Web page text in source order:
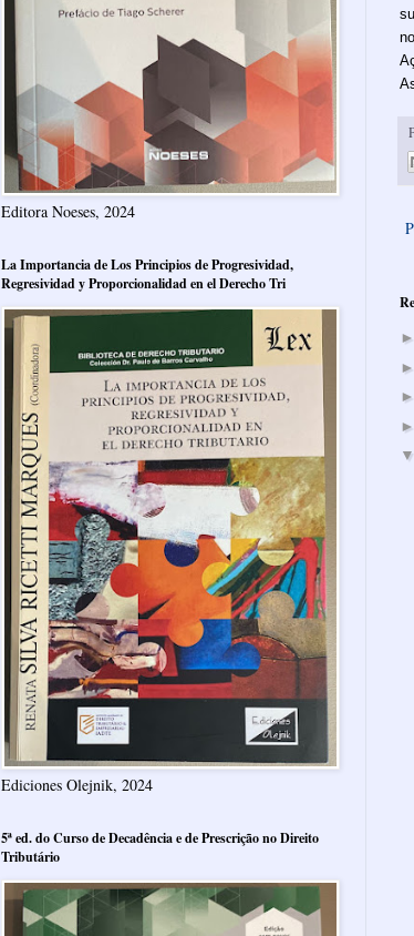
►
►
►
►
▼
Editora Noeses, 2024
La Importancia de Los Principios de Progresividad,
Regresividad y Proporcionalidad en el Derecho Tri
Ediciones Olejnik, 2024
5ª ed. do Curso de Decadência e de Prescrição no Direito
Tributário